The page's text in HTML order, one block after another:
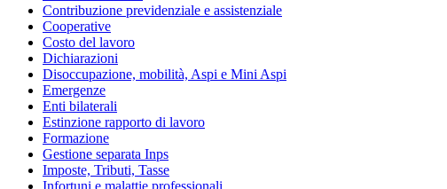
Contribuzione previdenziale e assistenziale
Cooperative
Costo del lavoro
Dichiarazioni
Disoccupazione, mobilità, Aspi e Mini Aspi
Emergenze
Enti bilaterali
Estinzione rapporto di lavoro
Formazione
Gestione separata Inps
Imposte, Tributi, Tasse